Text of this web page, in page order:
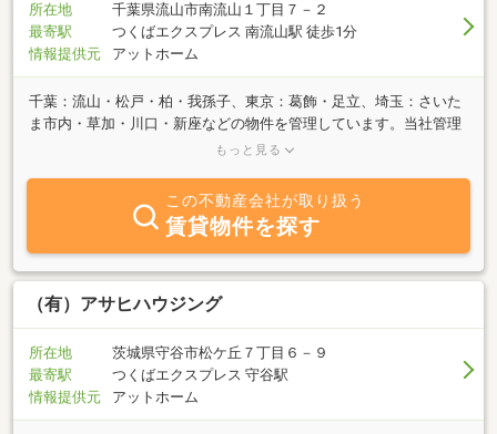
所在地
千葉県流山市南流山１丁目７－２
最寄駅
つくばエクスプレス 南流山駅 徒歩1分
情報提供元
アットホーム
千葉：流山・松戸・柏・我孫子、東京：葛飾・足立、埼玉：さいた
ま市内・草加・川口・新座などの物件を管理しています。当社管理
物件についてご質問・お問い合わせの際はお気軽にご相談くださ
もっと見る
この不動産会社が取り扱う
賃貸物件を探す
（有）アサヒハウジング
所在地
茨城県守谷市松ケ丘７丁目６－９
最寄駅
つくばエクスプレス 守谷駅
情報提供元
アットホーム